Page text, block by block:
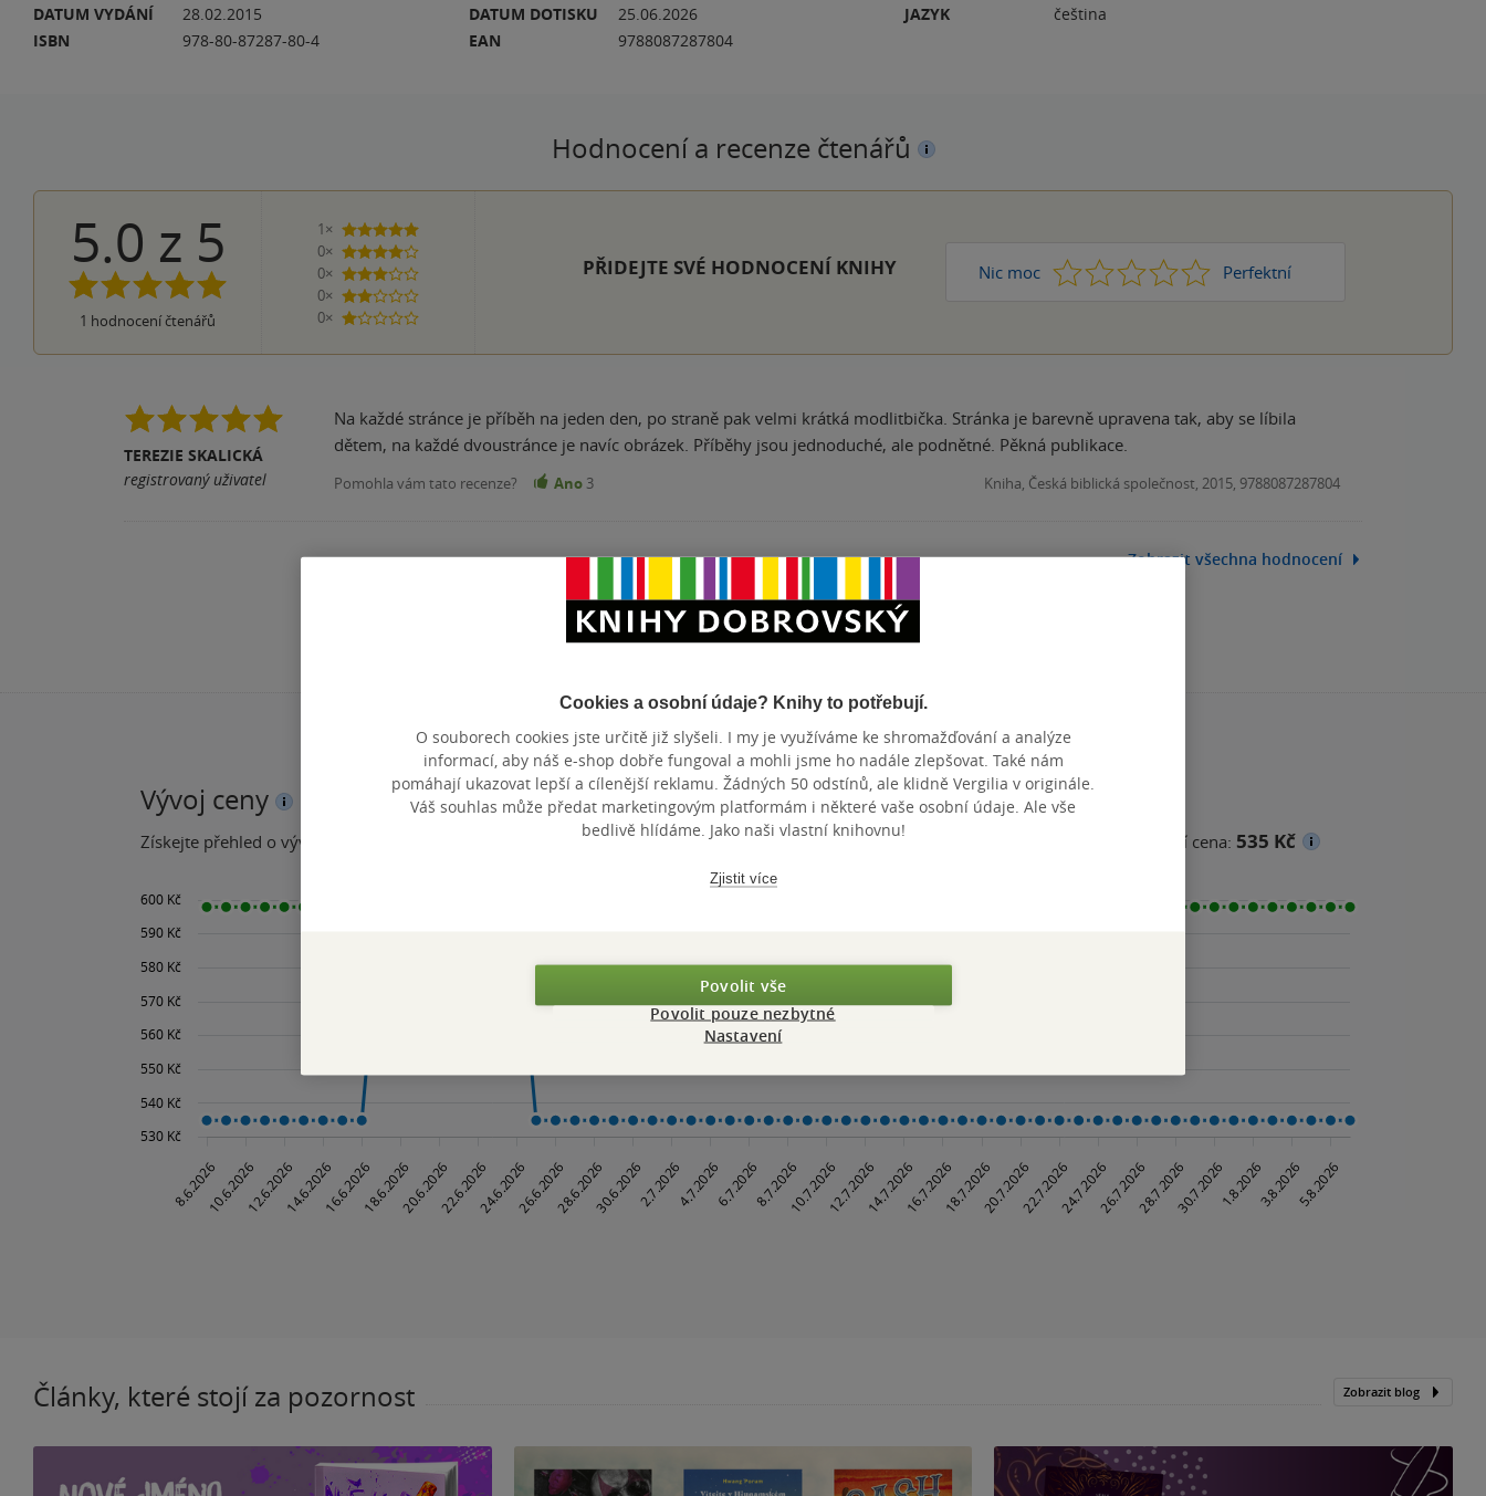
DATUM VYDÁNÍ
28.02.2015
ISBN
978-80-87287-80-4
DATUM DOTISKU
25.06.2026
EAN
9788087287804
JAZYK
čeština
Hodnocení a recenze čtenářů
5.0 z 5
1 hodnocení čtenářů
1×
5 hvězdiček
0×
4 hvězdičky
0×
3 hvězdičky
0×
2 hvězdičky
0×
1 hvezdička
PŘIDEJTE SVÉ HODNOCENÍ KNIHY Nic moc 1 2 3 4 Perfektní
5
TEREZIE SKALICKÁ
registrovaný uživatel
Na každé stránce je příběh na jeden den, po straně pak velmi krátká modlitbička. Stránka je barevně upravena tak, aby se líbila
dětem, na každé dvoustránce je navíc obrázek. Příběhy jsou jednoduché, ale podnětné. Pěkná publikace.
Pomohla vám tato recenze? Ano 3 Kniha, Česká biblická společnost, 2015, 9788087287804
Zobrazit všechna hodnocení
Přidat hodnocení
Vývoj ceny
Získejte přehled o vývoji ceny za posledních 60 dní. Maloobchodní cena Minimální prodejní cena: 535 Kč
Články, které stojí za pozornost Zobrazit blog
Cookies a osobní údaje? Knihy to potřebují.
O souborech cookies jste určitě již slyšeli. I my je využíváme ke shromažďování a analýze
informací, aby náš e-shop dobře fungoval a mohli jsme ho nadále zlepšovat. Také nám
pomáhají ukazovat lepší a cílenější reklamu. Žádných 50 odstínů, ale klidně Vergilia v originále.
Váš souhlas může předat marketingovým platformám i některé vaše osobní údaje. Ale vše
bedlivě hlídáme. Jako naši vlastní knihovnu!
Zjistit více
Povolit vše
Povolit pouze nezbytné
Nastavení